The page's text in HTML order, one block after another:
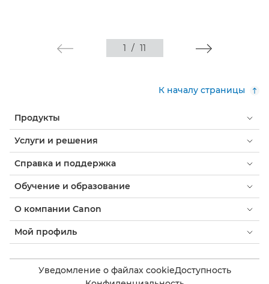
1 / 11
К началу страницы
Продукты
Услуги и решения
Справка и поддержка
Обучение и образование
О компании Canon
Мой профиль
Уведомление о файлах cookieДоступность